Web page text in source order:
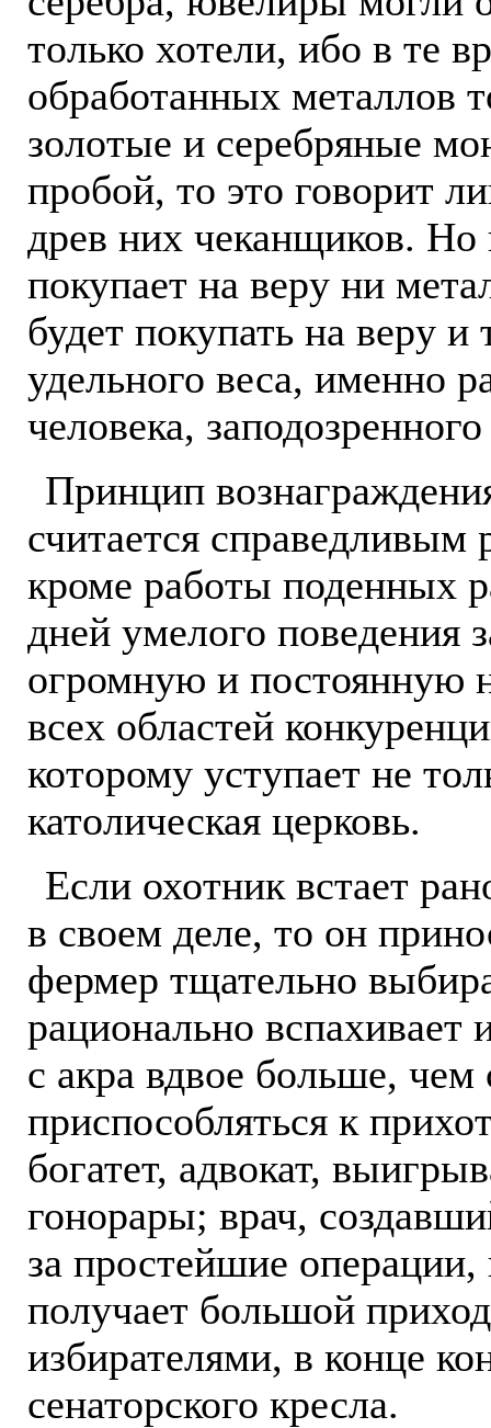
только хотели, ибо в те
обработанных металлов
золотые и серебряные
пробой, то это говорит
древ них чеканщиков.
покупает на веру ни
будет покупать на веру
удельного веса, именно
человека,
Принцип
считается
кроме работы поденных
дней умелого поведения
огромную и постоянную
всех областей
которому уступает не
католическая церковь.
Если охотник встает
в своем деле, то он
фермер тщательно
рационально вспахивает
с акра вдвое больше,
приспособляться к
богатет, адвокат,
гонорары; врач,
за простейшие
получает большой
избирателями, в конце
сенаторского кресла.